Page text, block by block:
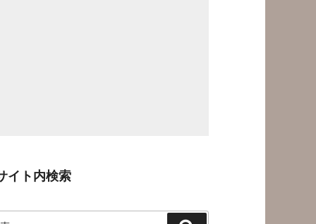
イト内検索